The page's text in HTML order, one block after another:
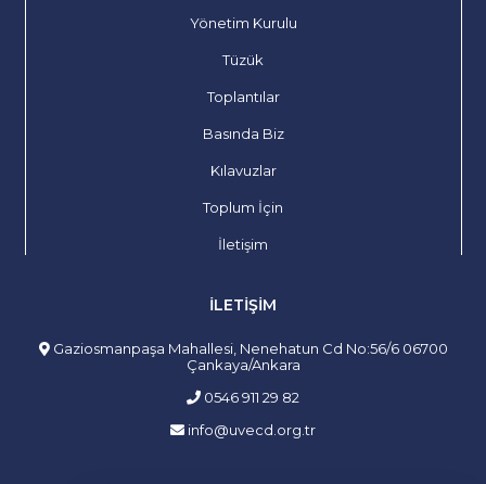
Yönetim Kurulu
Tüzük
Toplantılar
Basında Biz
Kılavuzlar
Toplum İçin
İletişim
İLETIŞIM
Gaziosmanpaşa Mahallesi, Nenehatun Cd No:56/6 06700
Çankaya/Ankara
0546 911 29 82
info@uvecd.org.tr